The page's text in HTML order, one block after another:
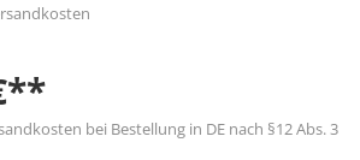
bei Bestellung in DE nach §12 Abs. 3